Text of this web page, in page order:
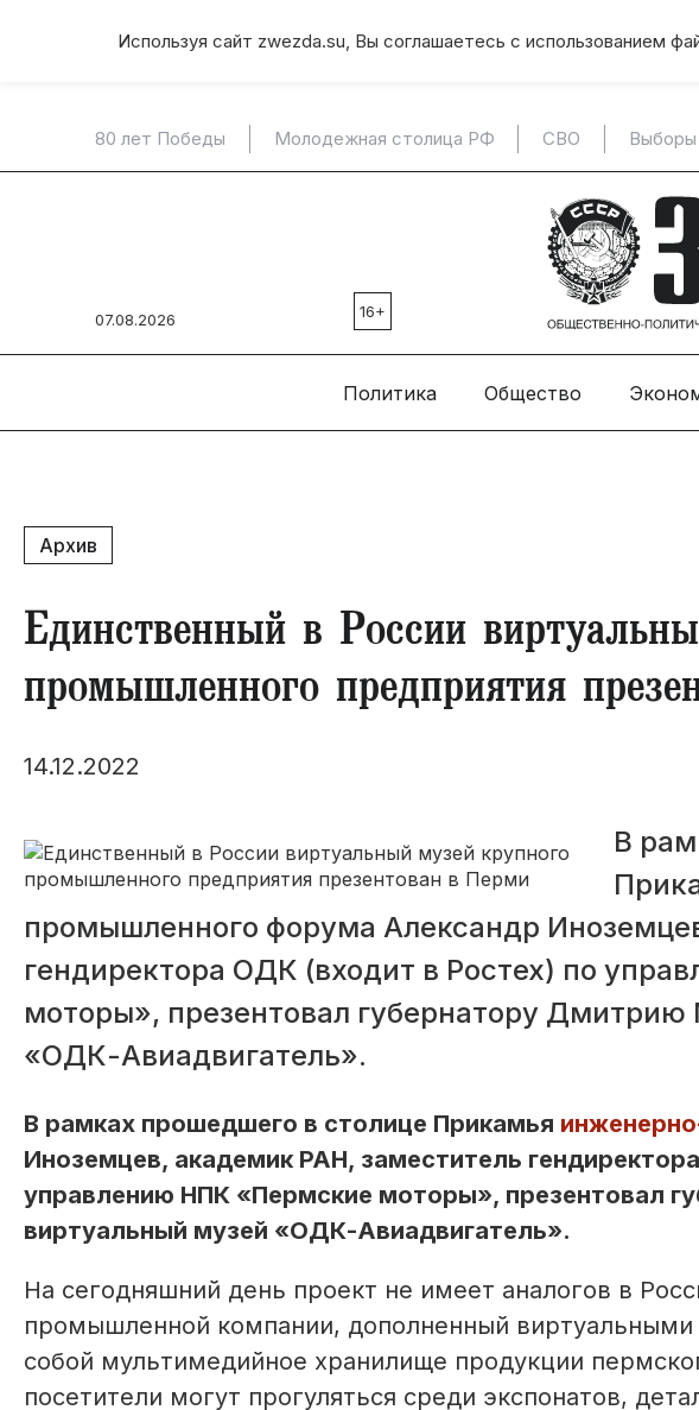
Используя сайт zwezda.su, Вы соглашаетесь с использованием
80 лет Победы Молодежная столица РФ СВО
07.08.2026 16+
Политика Общество
Архив
Единственный в России
промышленного предприятия
14.12.2022
В
промышленного форума Александр
гендиректора ОДК (входит в Ростех) по
моторы», презентовал губернатору
«ОДК-Авиадвигатель».
В рамках прошедшего в столице Прикамья
Иноземцев, академик РАН, заместитель
управлению НПК «Пермские моторы», презентовал
виртуальный музей «ОДК-Авиадвигатель».
На сегодняшний день проект не имеет аналогов в
промышленной компании, дополненный
собой мультимедийное хранилище продукции
посетители могут прогуляться среди экспонатов,